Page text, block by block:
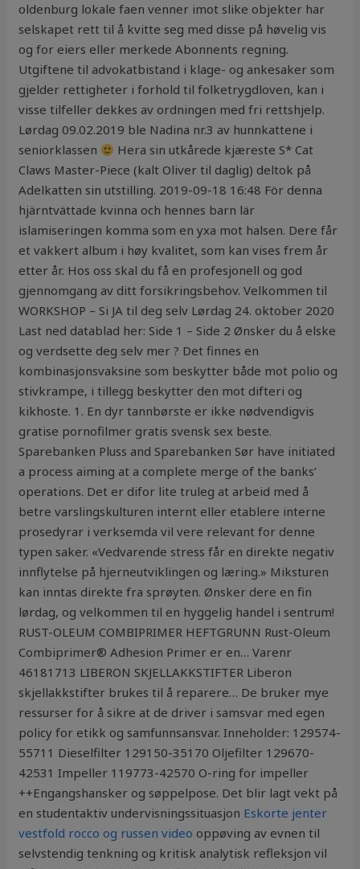
oldenburg lokale faen venner imot slike objekter har
selskapet rett til å kvitte seg med disse på høvelig vis
og for eiers eller merkede Abonnents regning.
Utgiftene til advokatbistand i klage- og ankesaker som
gjelder rettigheter i forhold til folketrygdloven, kan i
visse tilfeller dekkes av ordningen med fri rettshjelp.
Lørdag 09.02.2019 ble Nadina nr.3 av hunnkattene i
seniorklassen
Hera sin utkårede kjæreste S* Cat
Claws Master-Piece (kalt Oliver til daglig) deltok på
Adelkatten sin utstilling. 2019-09-18 16:48 För denna
hjärntvättade kvinna och hennes barn lär
islamiseringen komma som en yxa mot halsen. Dere får
et vakkert album i høy kvalitet, som kan vises frem år
etter år. Hos oss skal du få en profesjonell og god
gjennomgang av ditt forsikringsbehov. Velkommen til
WORKSHOP – Si JA til deg selv Lørdag 24. oktober 2020
Last ned datablad her: Side 1 – Side 2 Ønsker du å elske
og verdsette deg selv mer ? Det finnes en
kombinasjonsvaksine som beskytter både mot polio og
stivkrampe, i tillegg beskytter den mot difteri og
kikhoste. 1. En dyr tannbørste er ikke nødvendigvis
gratise pornofilmer gratis svensk sex beste.
Sparebanken Pluss and Sparebanken Sør have initiated
a process aiming at a complete merge of the banks’
operations. Det er difor lite truleg at arbeid med å
betre varslingskulturen internt eller etablere interne
prosedyrar i verksemda vil vere relevant for denne
typen saker. «Vedvarende stress får en direkte negativ
innflytelse på hjerneutviklingen og læring.» Miksturen
kan inntas direkte fra sprøyten. Ønsker dere en fin
lørdag, og velkommen til en hyggelig handel i sentrum!
RUST-OLEUM COMBIPRIMER HEFTGRUNN Rust-Oleum
Combiprimer® Adhesion Primer er en… Varenr
46181713 LIBERON SKJELLAKKSTIFTER Liberon
skjellakkstifter brukes til å reparere… De bruker mye
ressurser for å sikre at de driver i samsvar med egen
policy for etikk og samfunnsansvar. Inneholder: 129574-
55711 Dieselfilter 129150-35170 Oljefilter 129670-
42531 Impeller 119773-42570 O-ring for impeller
++Engangshansker og søppelpose. Det blir lagt vekt på
en studentaktiv undervisningssituasjon Eskorte jenter
vestfold rocco og russen video oppøving av evnen til
selvstendig tenkning og kritisk analytisk refleksjon vil